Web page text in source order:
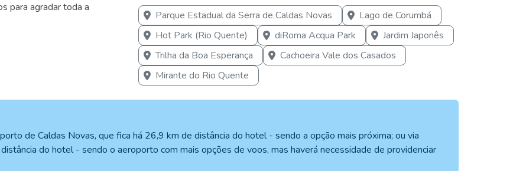
para agradar toda a
Parque Estadual da Serra de Caldas Novas
Lago de Corumbá
Hot Park (Rio Quente)
diRoma Acqua Park
Jardim Japonês
Trilha da Boa Esperança
Cachoeira Vale dos Casados
Mirante do Rio Quente
de Caldas Novas, que fica há 26,9 km de distância do hotel - sendo a opção mais próxima; ou via
do hotel - sendo o aeroporto com mais opções de voos, mas haverá necessidade de providenciar